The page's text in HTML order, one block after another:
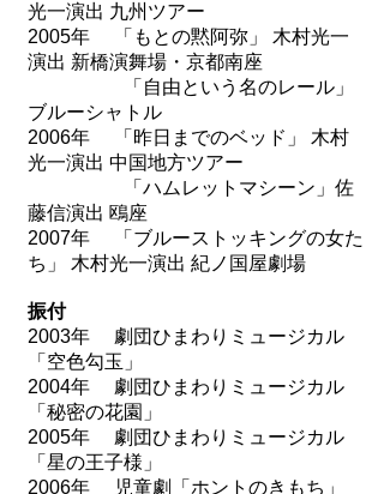
光一演出 九州ツアー
2005年 「もとの黙阿弥」 木村光一
演出 新橋演舞場・京都南座
「自由という名のレール」
ブルーシャトル
2006年 「昨日までのベッド」 木村
光一演出 中国地方ツアー
「ハムレットマシーン」佐
藤信演出 鴎座
2007年 「ブルーストッキングの女た
ち」 木村光一演出 紀ノ国屋劇場
振付
2003年 劇団ひまわりミュージカル
「空色勾玉」
2004年 劇団ひまわりミュージカル
「秘密の花園」
2005年 劇団ひまわりミュージカル
「星の王子様」
2006年 児童劇「ホントのきもち」